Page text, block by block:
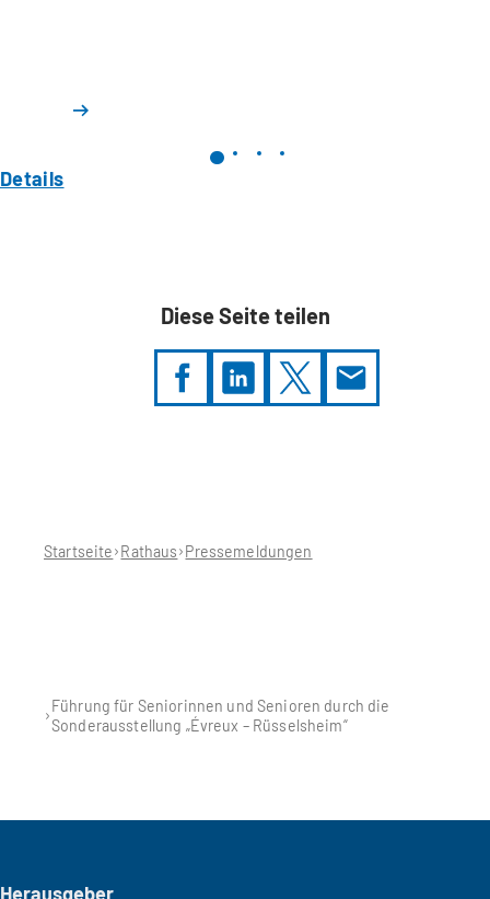
Details
Diese Seite teilen
Startseite Rathaus Pressemeldungen
Führung für Seniorinnen und Senioren durch die
Sonderausstellung „Évreux – Rüsselsheim“
Herausgeber